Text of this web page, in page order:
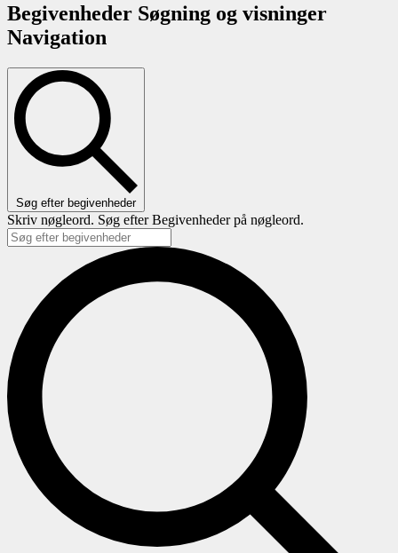
Begivenheder Søgning og visninger
Navigation
Søg efter begivenheder
Skriv nøgleord. Søg efter Begivenheder på nøgleord.